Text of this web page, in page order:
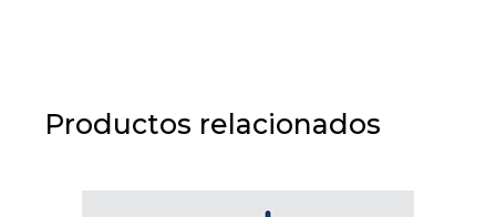
Productos relacionados